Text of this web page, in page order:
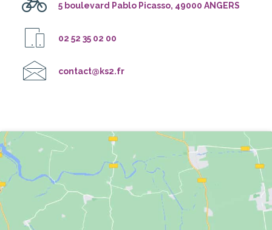
5 boulevard Pablo Picasso, 49000 ANGERS
02 52 35 02 00
contact@ks2.fr